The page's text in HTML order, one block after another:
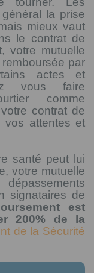
la prise
mieux vaut
le contrat de
votre mutuelle
par
actes et
vous faire
comme
contrat de
vos attentes et
santé peut lui
votre mutuelle
signataires de
est
200% de la
de la Sécurité